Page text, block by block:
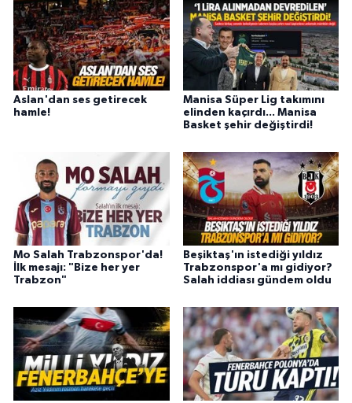
Aslan'dan ses getirecek
hamle!
Manisa Süper Lig takımını
elinden kaçırdı... Manisa
Basket şehir değiştirdi!
Mo Salah Trabzonspor'da!
İlk mesajı: "Bize her yer
Trabzon"
Beşiktaş'ın istediği yıldız
Trabzonspor'a mı gidiyor?
Salah iddiası gündem oldu